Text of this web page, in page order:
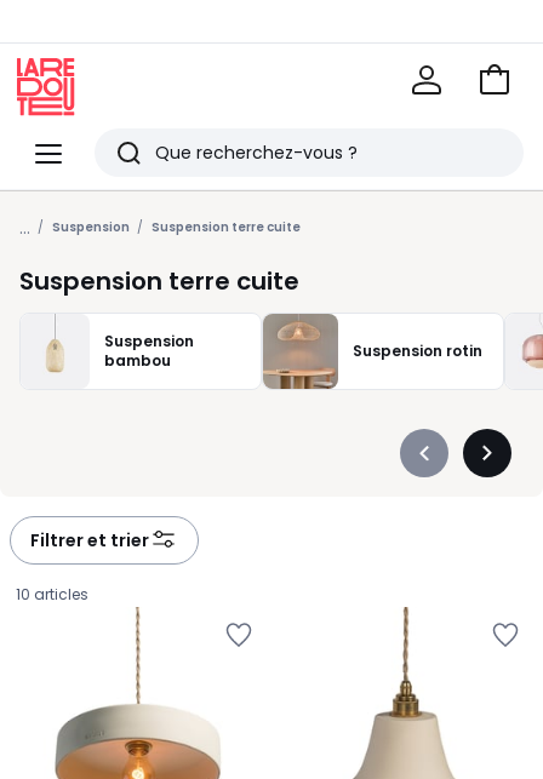
Menu
Redoute
Rechercher
Derniers
articles
vus
Voir
... Suspension Suspension terre cuite
Suspension terre cuite
Suspension
bambou
Suspension rotin
Précédent
Filtrer et trier
10 articles